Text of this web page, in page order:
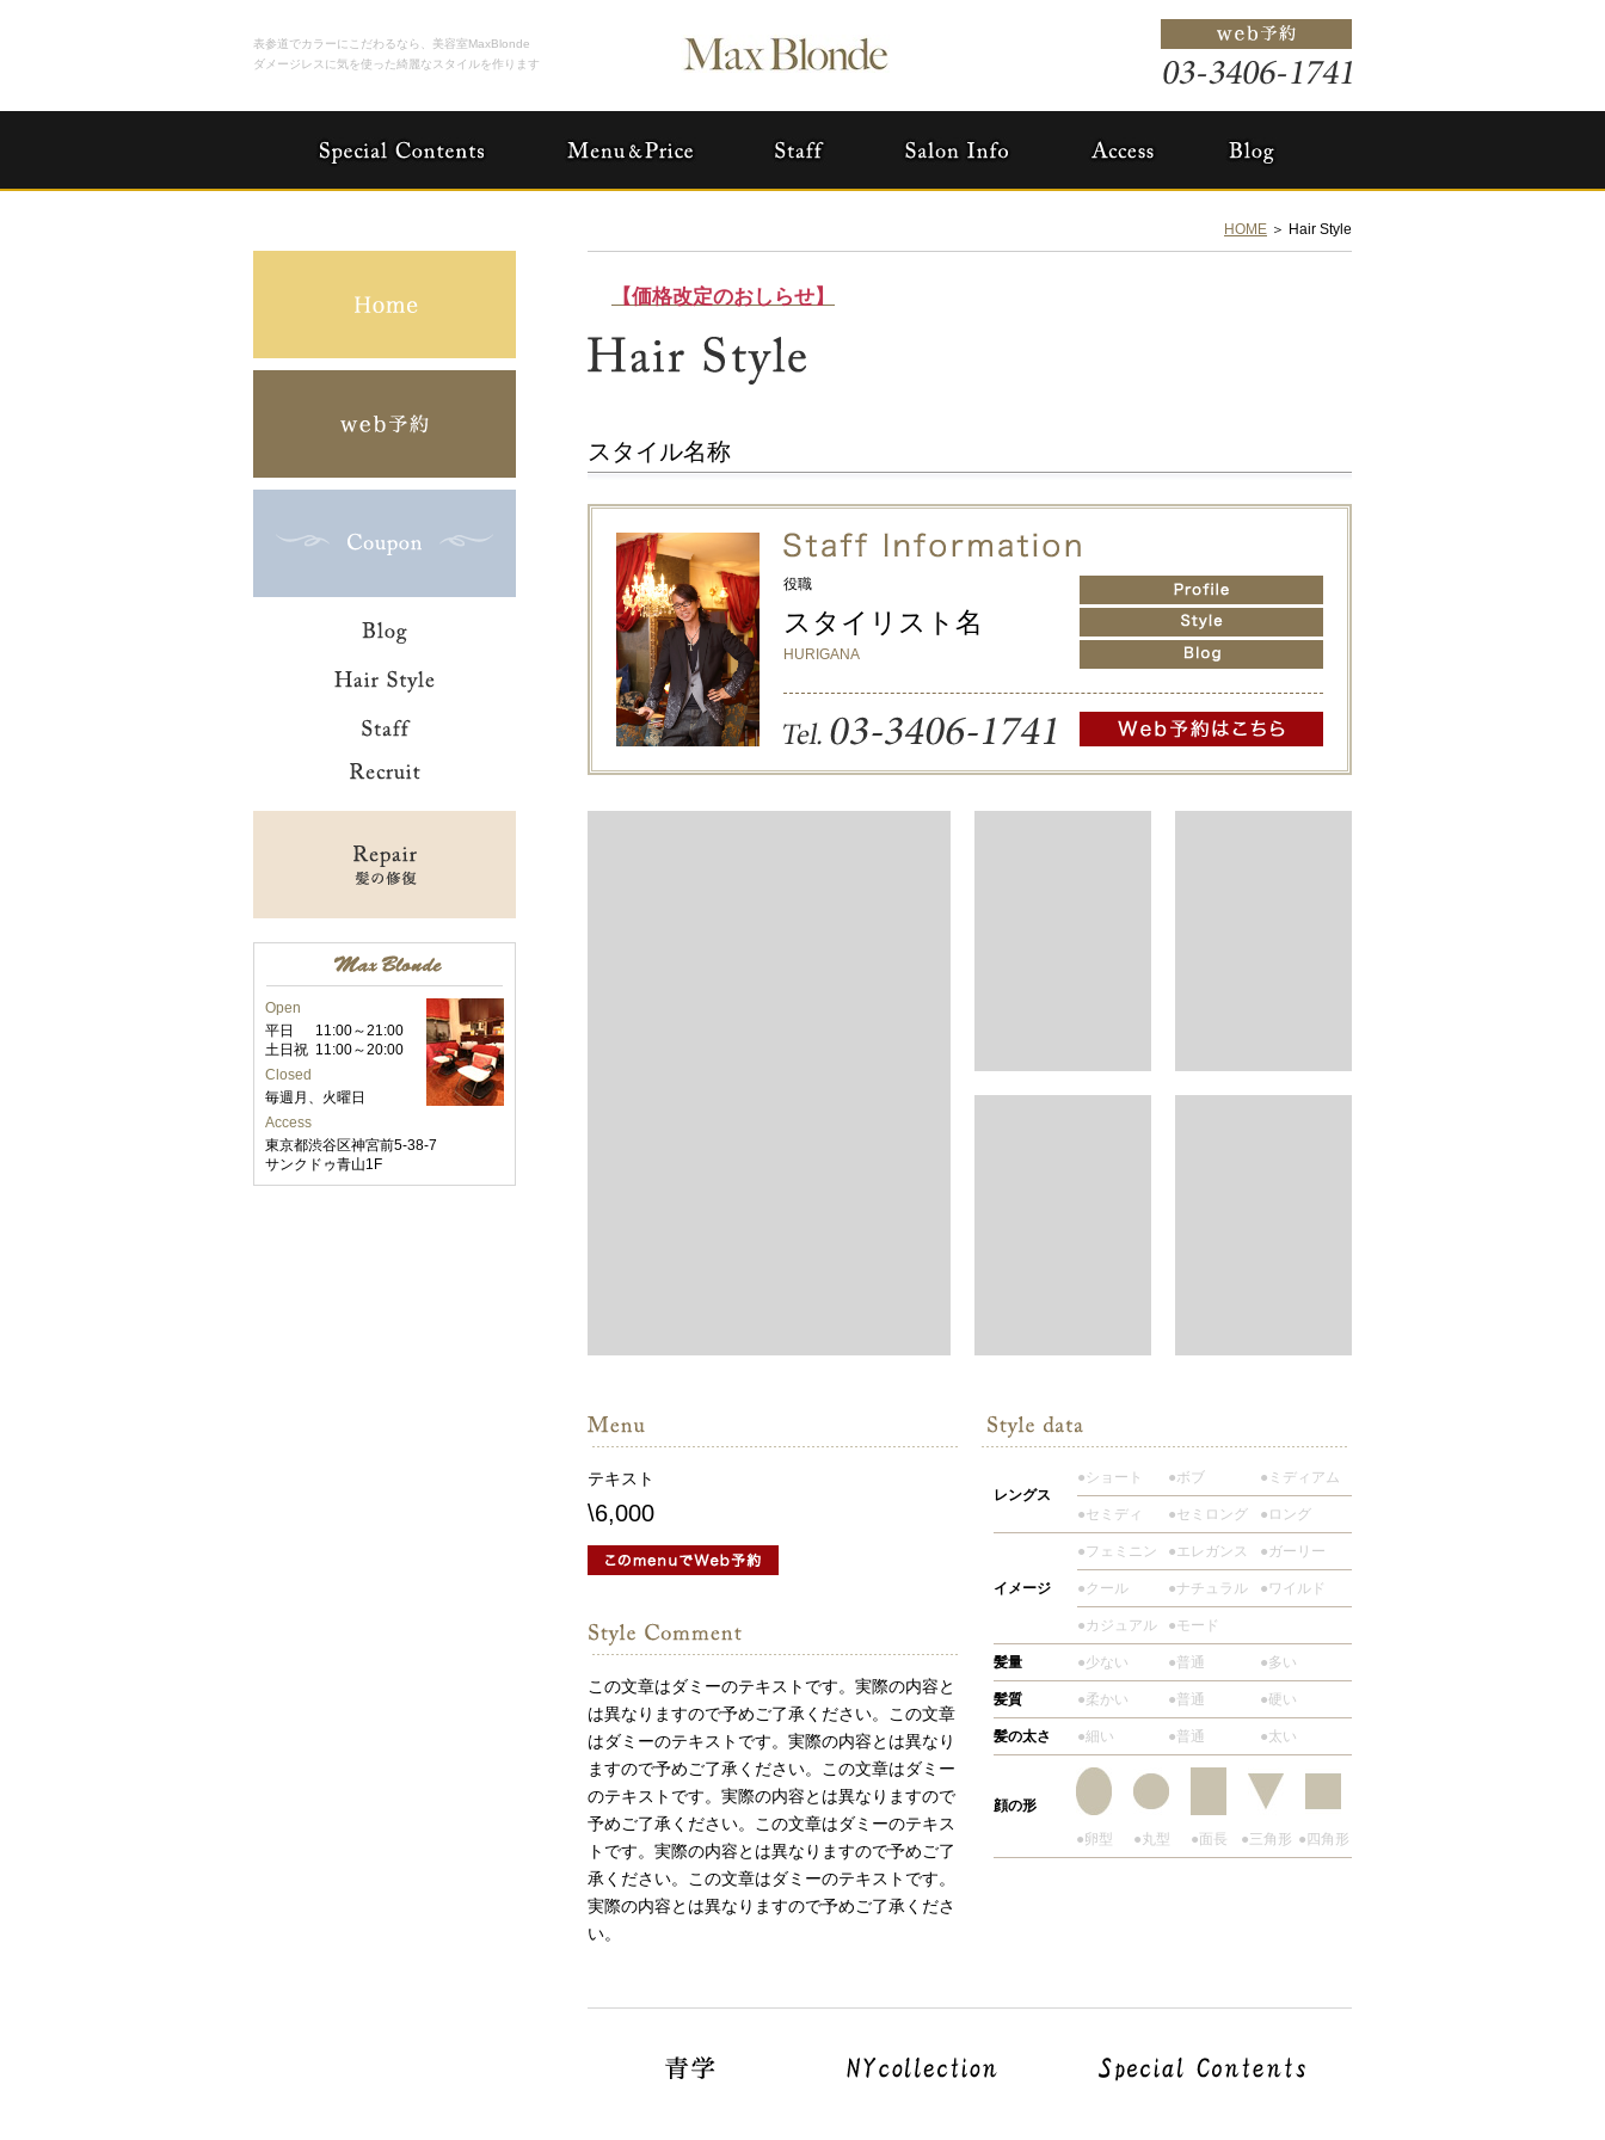
表参道でカラーにこだわるなら、美容室MaxBlonde
ダメージレスに気を使った綺麗なスタイルを作ります
HOME ＞ Hair Style
【価格改定のおしらせ】
スタイル名称
役職
スタイリスト名
HURIGANA
テキスト
\6,000
この文章はダミーのテキストです。実際の内容と
は異なりますので予めご了承ください。この文章
はダミーのテキストです。実際の内容とは異なり
ますので予めご了承ください。この文章はダミー
のテキストです。実際の内容とは異なりますので
予めご了承ください。この文章はダミーのテキス
トです。実際の内容とは異なりますので予めご了
承ください。この文章はダミーのテキストです。
実際の内容とは異なりますので予めご了承くださ
い。
レングス
●ショート ●ボブ ●ミディアム
●セミディ ●セミロング ●ロング
イメージ
●フェミニン ●エレガンス ●ガーリー
●クール ●ナチュラル ●ワイルド
●カジュアル ●モード
髪量 ●少ない ●普通 ●多い
髪質 ●柔かい ●普通 ●硬い
髪の太さ ●細い ●普通 ●太い
顔の形
●卵型
●丸型 ●面長 ●三角形 ●四角形
Open
平日
11:00～21:00
土日祝 11:00～20:00
Closed
毎週月、火曜日
Access
東京都渋谷区神宮前5-38-7
サンクドゥ青山1F